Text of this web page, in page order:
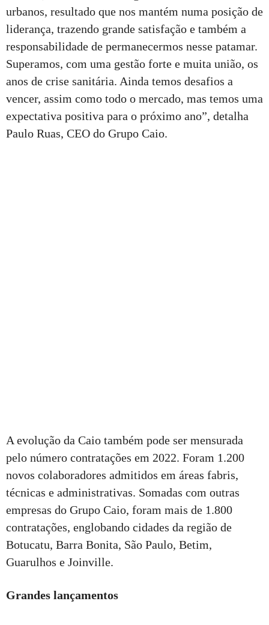
urbanos, resultado que nos mantém numa posição de
liderança, trazendo grande satisfação e também a
responsabilidade de permanecermos nesse patamar.
Superamos, com uma gestão forte e muita união, os
anos de crise sanitária. Ainda temos desafios a
vencer, assim como todo o mercado, mas temos uma
expectativa positiva para o próximo ano”, detalha
Paulo Ruas, CEO do Grupo Caio.
A evolução da Caio também pode ser mensurada
pelo número contratações em 2022. Foram 1.200
novos colaboradores admitidos em áreas fabris,
técnicas e administrativas. Somadas com outras
empresas do Grupo Caio, foram mais de 1.800
contratações, englobando cidades da região de
Botucatu, Barra Bonita, São Paulo, Betim,
Guarulhos e Joinville.
Grandes lançamentos